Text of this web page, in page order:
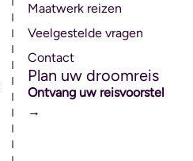
Maatwerk reizen
Veelgestelde vragen
Contact
Plan uw droomreis
Ontvang uw reisvoorstel
→